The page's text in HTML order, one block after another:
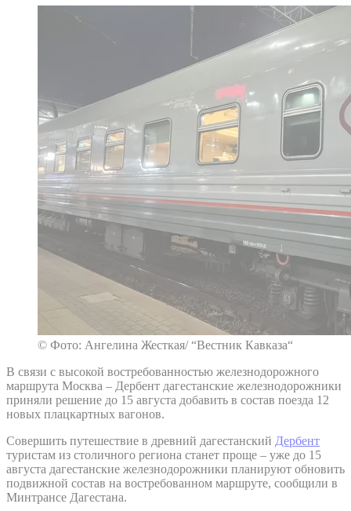
© Фото: Ангелина Жесткая/ “Вестник Кавказа“
В связи с высокой востребованностью железнодорожного
маршрута Москва – Дербент дагестанские железнодорожники
приняли решение до 15 августа добавить в состав поезда 12
новых плацкартных вагонов.
Совершить путешествие в древний дагестанский Дербент
туристам из столичного региона станет проще – уже до 15
августа дагестанские железнодорожники планируют обновить
подвижной состав на востребованном маршруте, сообщили в
Минтрансе Дагестана.